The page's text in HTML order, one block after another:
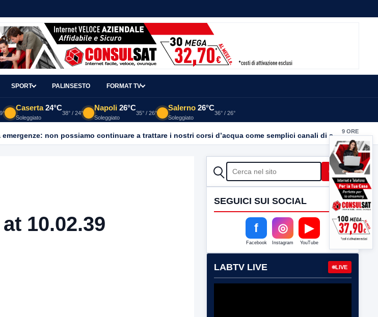
SPORT PALINSESTO FORMAT TV
Caserta 24°C
Soleggiato
38° / 24°
Napoli 26°C
Soleggiato
35° / 26°
Salerno 26°C
Soleggiato
36° / 26°
Inquinamento Calore: LIPU Benevento chiede trasparenza. “Basta emergenze: non possiamo continuare a trattare i nostri corsi d’acqua come semplici canali di scarico 9 ORE
10.02.39
CERCA Cerca
SEGUICI SUI SOCIAL
f
Facebook
◎
Instagram
▶
YouTube
LABTV LIVE LIVE